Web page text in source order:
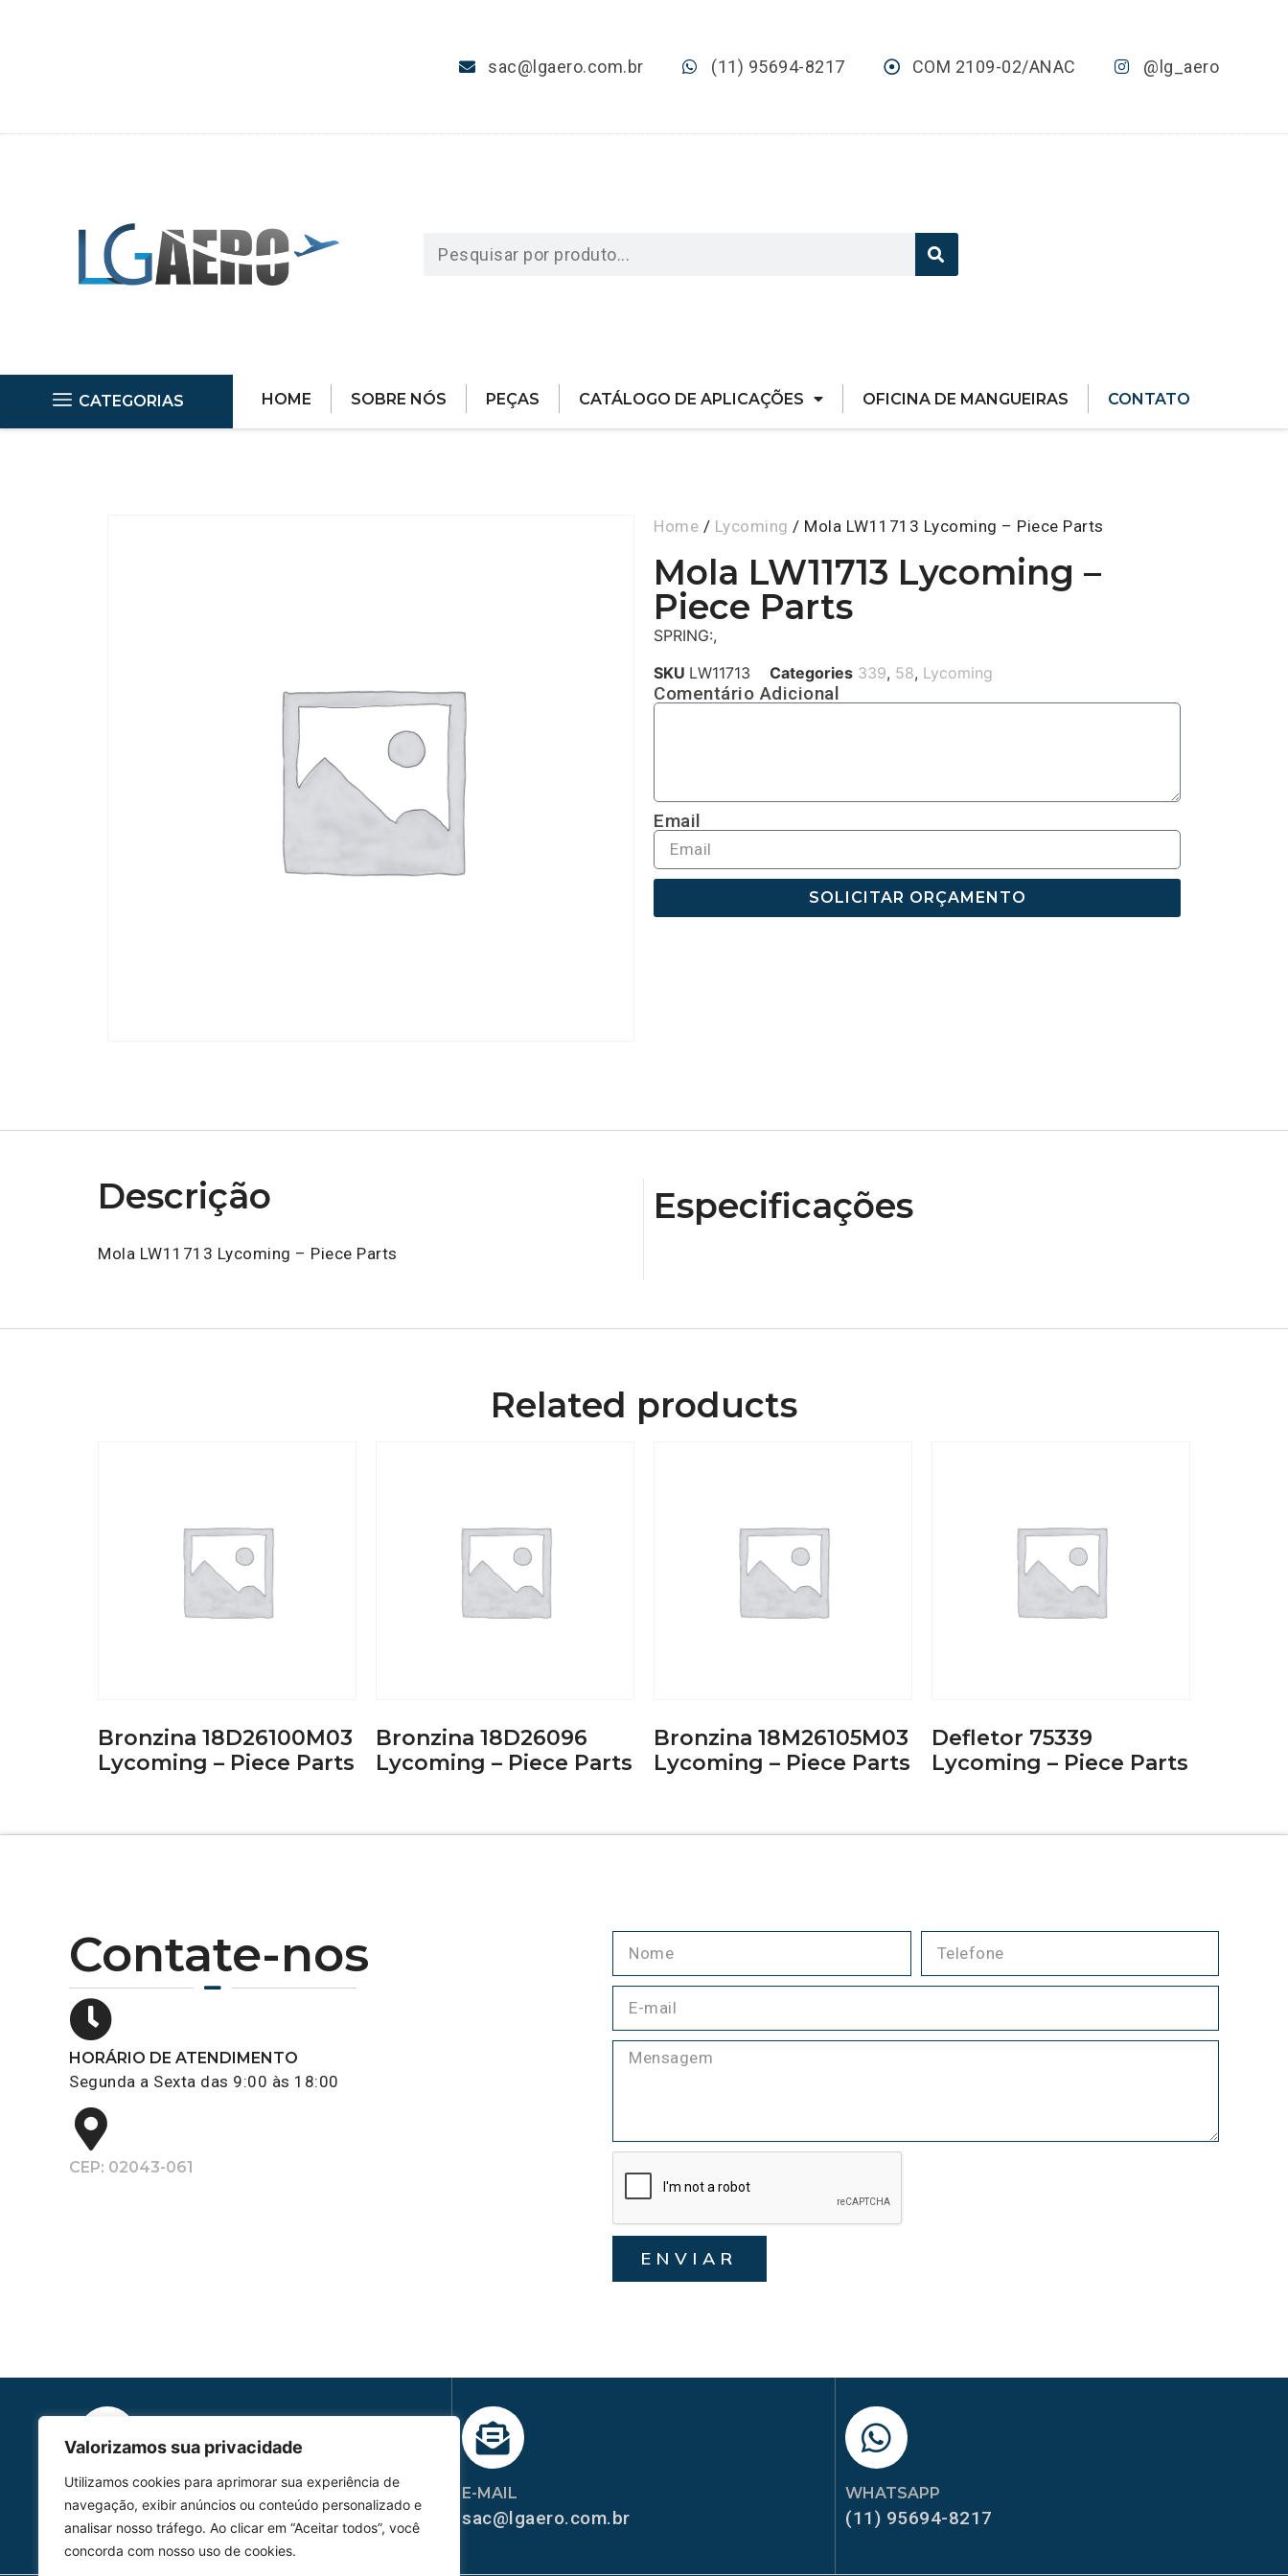
Valorizamos sua privacidade
Utilizamos cookies para aprimorar sua experiência de
navegação, exibir anúncios ou conteúdo personalizado e
analisar nosso tráfego. Ao clicar em “Aceitar todos”, você
concorda com nosso uso de cookies.
sac@lgaero.com.br (11) 95694-8217 COM 2109-02/ANAC @lg_aero
CATEGORIAS HOME SOBRE NÓS PEÇAS CATÁLOGO DE APLICAÇÕES OFICINA DE MANGUEIRAS CONTATO
Home / Lycoming / Mola LW11713 Lycoming – Piece Parts
Mola LW11713 Lycoming –
Piece Parts
SPRING:,
SKU LW11713 Categories 339, 58, Lycoming
Comentário Adicional
Email
SOLICITAR ORÇAMENTO
Descrição
Mola LW11713 Lycoming – Piece Parts
Especificações
Related products
Bronzina 18D26100M03
Lycoming – Piece Parts
Bronzina 18D26096
Lycoming – Piece Parts
Bronzina 18M26105M03
Lycoming – Piece Parts
Defletor 75339
Lycoming – Piece Parts
Contate-nos
HORÁRIO DE ATENDIMENTO
Segunda a Sexta das 9:00 às 18:00
CEP: 02043-061
ENVIAR
HOMOLGAÇÃO
COM 2109-02/ANAC
E-MAIL
sac@lgaero.com.br
WHATSAPP
(11) 95694-8217